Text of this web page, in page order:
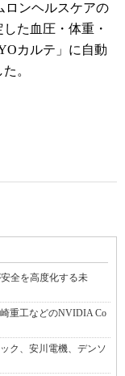
ロンヘルスケアの
た血圧・体重・
カルテ」に自動
。
全を高度化する未
重工などのNVIDIA Co
ク、安川電機、デンソ